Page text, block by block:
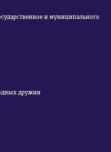
и муниципального
дружин